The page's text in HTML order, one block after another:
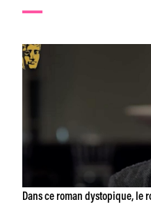
Dans ce roman dystopique, le